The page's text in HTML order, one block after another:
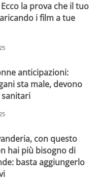
la prova che il tuo
i film a tue
anticipazioni:
sta male, devono
con questo
hai più bisogno di
basta aggiungerlo